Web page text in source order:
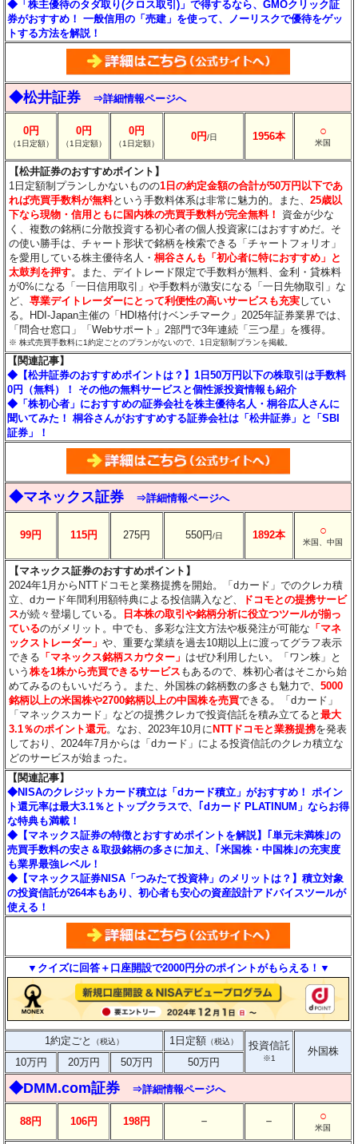
◆「株主優待のタダ取り(クロス取引)」で得するなら、GMOクリック証
券がおすすめ！ 一般信用の「売建」を使って、ノーリスクで優待をゲッ
トする方法を解説！
◆松井証券 ⇒詳細情報ページへ
0円
（1日定額）
0円
（1日定額）
0円
（1日定額）
0円/日 1956本 ○
米国
【松井証券のおすすめポイント】
1日定額制プランしかないものの1日の約定金額の合計が50万円以下であ
れば売買手数料が無料という手数料体系は非常に魅力的。また、25歳以
下なら現物・信用ともに国内株の売買手数料が完全無料！
資金が少な
く、複数の銘柄に分散投資する初心者の個人投資家にはおすすめだ。そ
の使い勝手は、チャート形状で銘柄を検索できる「チャートフォリオ」
を愛用している株主優待名人・桐谷さんも「初心者に特におすすめ」と
太鼓判を押す。また、デイトレード限定で手数料が無料、金利・貸株料
が0%になる「一日信用取引」や手数料が激安になる「一日先物取引」な
ど、専業デイトレーダーにとって利便性の高いサービスも充実してい
る。HDI-Japan主催の「HDI格付けベンチマーク」2025年証券業界では、
「問合せ窓口」「Webサポート」2部門で3年連続「三つ星」を獲得。
※ 株式売買手数料に1約定ごとのプランがないので、1日定額制プランを掲載。
【関連記事】
◆【松井証券のおすすめポイントは？】1日50万円以下の株取引は手数料
0円（無料）！ その他の無料サービスと個性派投資情報も紹介
◆「株初心者」におすすめの証券会社を株主優待名人・桐谷広人さんに
聞いてみた！ 桐谷さんがおすすめする証券会社は「松井証券」と「SBI
証券」！
◆マネックス証券 ⇒詳細情報ページへ
99円 115円 275円 550円/日 1892本 ○
米国、中国
【マネックス証券のおすすめポイント】
2024年1月からNTTドコモと業務提携を開始。「dカード」でのクレカ積
立、dカード年間利用額特典による投信購入など、
ドコモとの提携サービ
スが続々登場している。
日本株の取引や銘柄分析に役立つツールが揃っ
ているのがメリット。中でも、多彩な注文方法や板発注が可能な 「マネ
ックストレーダー」や、重要な業績を過去10期以上に渡ってグラフ表示
できる 「マネックス銘柄スカウター」 はぜひ利用したい。「ワン株」と
いう株を1株から売買できるサービス もあるので、株初心者はそこから始
めてみるのもいいだろう。また、外国株の銘柄数の多さも魅力で、5000
銘柄以上の米国株や2700銘柄以上の中国株を売買できる。「dカード」
「マネックスカード」などの提携クレカで投資信託を積み立てると最大
3.1％のポイント還元。なお、2023年10月に NTTドコモと業務提携を発表
しており、2024年7月からは「dカード」による投資信託のクレカ積立な
どのサービスが始まった。
【関連記事】
◆NISAのクレジットカード積立は「dカード積立」がおすすめ！ ポイン
ト還元率は最大3.1％とトップクラスで、｢dカード PLATINUM」ならお得
な特典も満載！
◆【マネックス証券の特徴とおすすめポイントを解説】｢単元未満株｣の
売買手数料の安さ＆取扱銘柄の多さに加え、｢米国株・中国株｣の充実度
も業界最強レベル！
◆【マネックス証券NISA「つみたて投資枠」のメリットは？】積立対象
の投資信託が264本もあり、初心者も安心の資産設計アドバイスツールが
使える！
▼クイズに回答＋口座開設で2000円分のポイントがもらえる！▼
1約定ごと （税込） 1日定額 （税込） 投資信託
※1
外国株
10万円
20万円 50万円 50万円
◆DMM.com証券 ⇒詳細情報ページへ
88円 106円 198円 － － ○
米国